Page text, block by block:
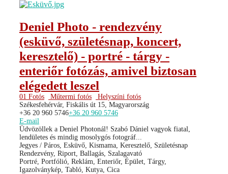
Deniel Photo - rendezvény
(esküvő, születésnap, koncert,
keresztelő) - portré - tárgy -
enteriőr fotózás, amivel biztosan
elégedett leszel
01 Fotós Műtermi fotós
Helyszíni fotós
Székesfehérvár, Fiskális út 15, Magyarország
+36 20 960 5746+36 20 960 5746
E-mail
Üdvözöllek a Deniel Photonál! Szabó Dániel vagyok fiatal,
lendületes és mindig mosolygós fotográf...
Jegyes / Páros, Esküvő, Kismama, Keresztelő, Születésnap
Rendezvény, Riport, Ballagás, Szalagavató
Portré, Portfólió, Reklám, Enteriőr, Épület, Tárgy,
Igazolványkép, Tabló, Kutya, Cica